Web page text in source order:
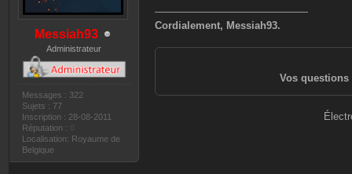
Messiah93
Administrateur
Messages : 322
Sujets : 77
Inscription : 28-08-2011
Réputation :
Localisation: Royaume de
Belgique
———————————————
Cordialement, Messiah93.
Vos questions